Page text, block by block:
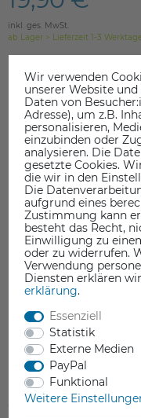
inkl. ges. MwSt.
ab Lager > Lieferzeit 1-3
DAS KÖNNTE
Wir verwenden
unserer Website
Daten von
Adresse), um z.B.
personalisieren,
einzubinden oder
analysieren. Die
gesetzte Cookies.
die wir in den
Die
aufgrund eines
Zustimmung kann
besteht das Recht,
Einwilligung zu
oder zu widerrufen.
Verwendung
Diensten erklären
erklärung.
Essenziell
Statistik
Externe Medien
PayPal
Funktional
Weitere